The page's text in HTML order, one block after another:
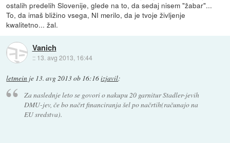
ostalih predelih Slovenije, glede na to, da sedaj nisem "žabar"...
To, da imaš bližino vsega, NI merilo, da je tvoje življenje
kwalitetno... žal.
Vanich
:: 13. avg 2013, 16:44
letmein je 13. avg 2013 ob 16:16izjavil:
Za naslednje leto se govori o nakupu 20 garnitur Stadler-jevih
DMU-jev, če bo načrt financiranja šel po načrtih(računajo na
EU sredstva).